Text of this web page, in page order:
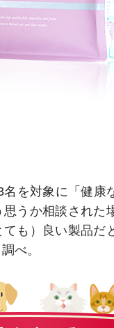
を対象に「健康
うか相談された
も）良い製品だ
べ。